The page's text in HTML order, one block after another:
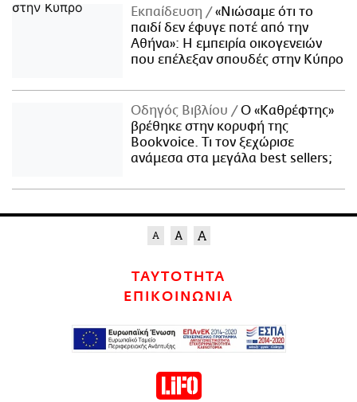
Εκπαίδευση
«Νιώσαμε ότι το
παιδί δεν έφυγε ποτέ από την
Αθήνα»: Η εμπειρία οικογενειών
που επέλεξαν σπουδές στην Κύπρο
Οδηγός Βιβλίου
Ο «Καθρέφτης»
βρέθηκε στην κορυφή της
Bookvoice. Τι τον ξεχώρισε
ανάμεσα στα μεγάλα best sellers;
ΤΑΥΤΟΤΗΤΑ
ΕΠΙΚΟΙΝΩΝΙΑ